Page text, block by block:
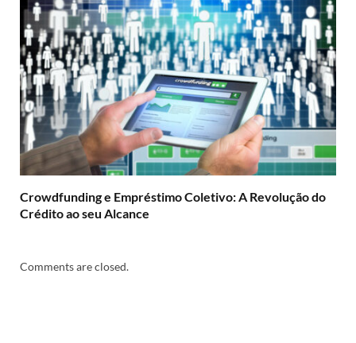
Crowdfunding e Empréstimo Coletivo: A Revolução do
Crédito ao seu Alcance
Comments are closed.